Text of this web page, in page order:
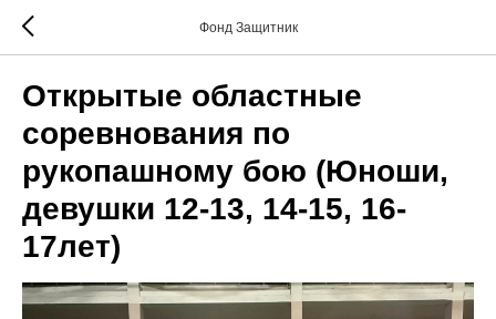
Фонд Защитник
Открытые областные
соревнования по
рукопашному бою (Юноши,
девушки 12-13, 14-15, 16-
17лет)